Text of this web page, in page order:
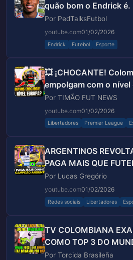
quão bom o Endrick é.
Por PedTalksFutbol
youtube.com01/02/2026
Endrick Futebol Esporte
💥 ¡CHOCANTE!
empolgam com o nível
Por TIMÃO FUT NEWS
youtube.com01/02/2026
Libertadores Premier League
ARGENTINOS
PAGA MAIS QUE
Por Lucas Gregório
youtube.com01/02/2026
Redes sociais Libertadores
TV COLOMBIANA
COMO TOP 3 DO
DEMONSTRA INVEJA
Por Torcida Brasileña